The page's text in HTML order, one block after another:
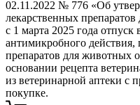
02.11.2022 № 776 «Об
лекарственных
с 1 марта 2025 года отпуск
антимикробного
препаратов для животных
основании рецепта
из ветеринарной аптеки с
покупке.